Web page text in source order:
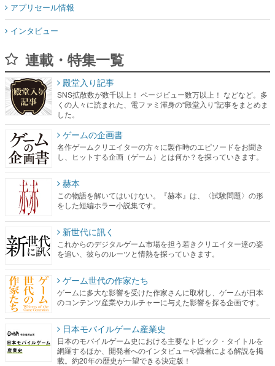
アプリセール情報
インタビュー
連載・特集一覧
殿堂入り記事
SNS拡散数が数千以上！ ページビュー数万以上！ などなど。多
くの人々に読まれた、電ファミ渾身の“殿堂入り”記事をまとめま
した。
ゲームの企画書
名作ゲームクリエイターの方々に製作時のエピソードをお聞き
し、ヒットする企画（ゲーム）とは何か？を探っていきます。
赫本
この物語を解いてはいけない。『赫本』は、〈試験問題〉の形
をした短編ホラー小説集です。
新世代に訊く
これからのデジタルゲーム市場を担う若きクリエイター達の姿
を追い、彼らのルーツと情熱を探っていきます。
ゲーム世代の作家たち
ゲームに多大な影響を受けた作家さんに取材し、ゲームが日本
のコンテンツ産業やカルチャーに与えた影響を探る企画です。
日本モバイルゲーム産業史
日本のモバイルゲーム史における主要なトピック・タイトルを
網羅するほか、開発者へのインタビューや識者による解説を掲
載。約20年の歴史が一望できる決定版！